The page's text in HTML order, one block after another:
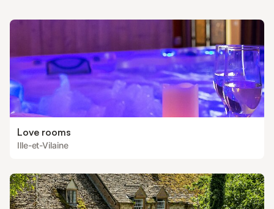
Love rooms
Ille-et-Vilaine